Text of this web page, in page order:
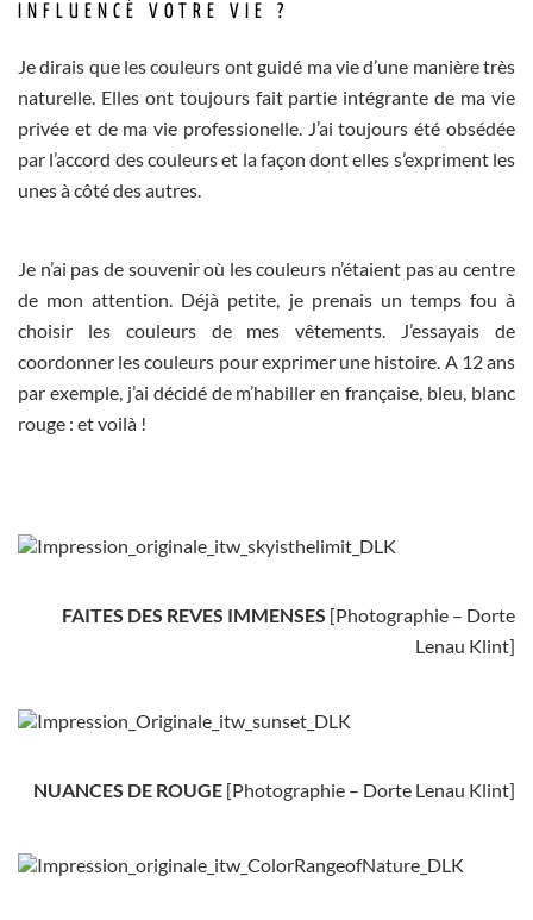
INFLUENCÉ VOTRE VIE ?
Je dirais que les couleurs ont guidé ma vie d’une manière très
naturelle. Elles ont toujours fait partie intégrante de ma vie
privée et de ma vie professionelle. J’ai toujours été obsédée
par l’accord des couleurs et la façon dont elles s’expriment les
unes à côté des autres.
Je n’ai pas de souvenir où les couleurs n’étaient pas au centre
de mon attention. Déjà petite, je prenais un temps fou à
choisir les couleurs de mes vêtements. J’essayais de
coordonner les couleurs pour exprimer une histoire. A 12 ans
par exemple, j’ai décidé de m’habiller en française, bleu, blanc
rouge : et voilà !
FAITES DES REVES IMMENSES [Photographie – Dorte
Lenau Klint]
NUANCES DE ROUGE [Photographie – Dorte Lenau Klint]